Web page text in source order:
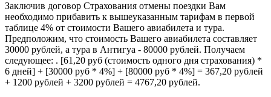
Заключив договор Страхования отмены поездки Вам
необходимо прибавить к вышеуказанным тарифам в первой
таблице 4% от стоимости Вашего авиабилета и тура.
Предположим, что стоимость Вашего авиабилета составляет
30000 рублей, а тура в Антигуа - 80000 рублей. Получаем
следующее: . [61,20 руб (стоимость одного дня страхования) *
6 дней] + [30000 руб * 4%] + [80000 руб * 4%] = 367,20 рублей
+ 1200 рублей + 3200 рублей = 4767,20 рублей.